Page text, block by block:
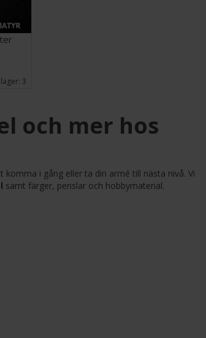
3
och mer hos
i gång eller ta din armé till nästa nivå. Vi
samt färger, penslar och hobbymaterial.